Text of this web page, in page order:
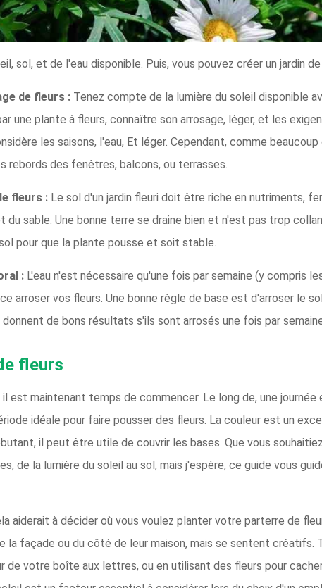
sol, et de l'eau disponible. Puis, vous pouvez créer un jardin de
de fleurs : Tenez compte de la lumière du soleil disponible
une plante à fleurs, connaître son arrosage, léger, et les
les saisons, l'eau, Et léger. Cependant, comme
des fenêtres, balcons, ou terrasses.
fleurs : Le sol d'un jardin fleuri doit être riche en nutriments,
du sable. Une bonne terre se draine bien et n'est pas trop
pour que la plante pousse et soit stable.
: L'eau n'est nécessaire qu'une fois par semaine (y compris
arroser vos fleurs. Une bonne règle de base est d'arroser le
de bons résultats s'ils sont arrosés une fois par
fleurs
il est maintenant temps de commencer. Le long de, une
idéale pour faire pousser des fleurs. La couleur est un
il peut être utile de couvrir les bases. Que vous
de la lumière du soleil au sol, mais j'espère, ce guide vous
aiderait à décider où vous voulez planter votre parterre de
la façade ou du côté de leur maison, mais se sentent créatifs.
de votre boîte aux lettres, ou en utilisant des fleurs pour